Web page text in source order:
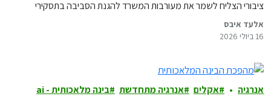
ציבורי הצליח לשמר את מעורבות המשרד להגנת הסביבה בתסקירי
השפעה סביבתיים. רפורמת התחבורה הציבורית בסכנה עקב לחצים
פוליטיים, למרות חשיבותה להפחתת פקקים וזיהום. גרינפיס דורש…
אלעד איבס
16 ביולי 2026
אנרגיה אקלים אנרגיה מתחדשת בינה מלאכותית - ai